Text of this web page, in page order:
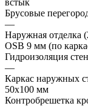
встык
Брусовые
—
Наружная отделка
OSB 9 мм (по
Гидроизоляция стен
—
Каркас наружных
50х100 мм
Контробрешетка